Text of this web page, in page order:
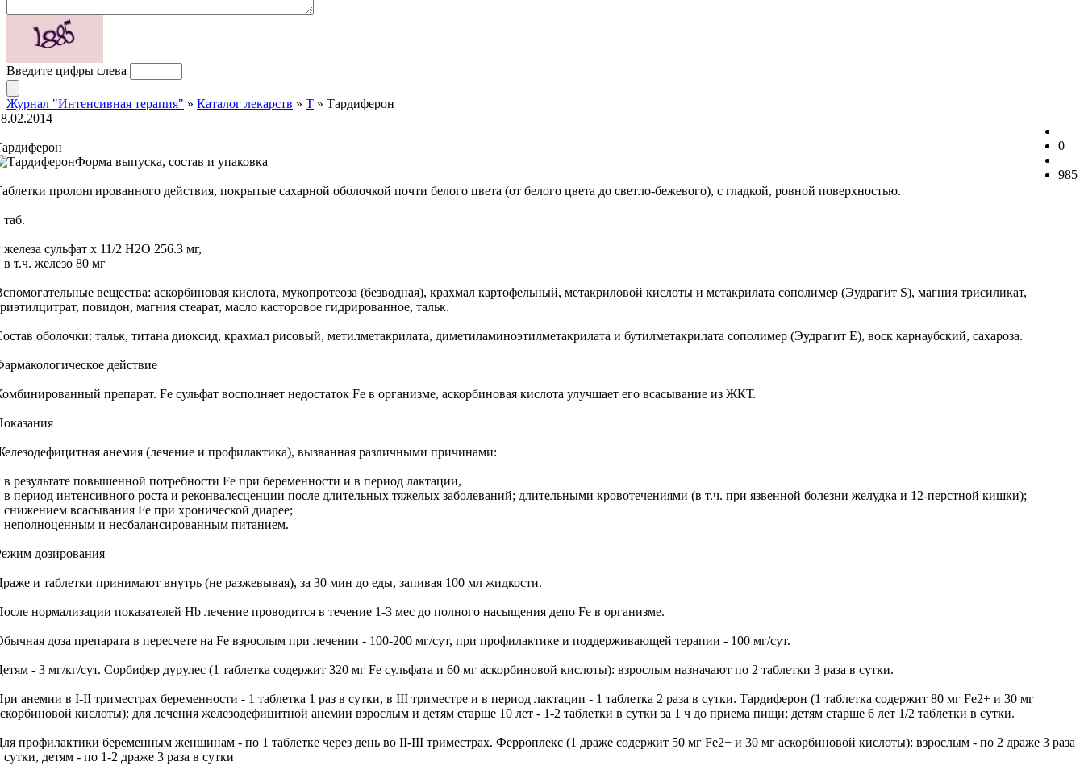
Введите цифры слева
Журнал "Интенсивная терапия" » Каталог лекарств » Т » Тардиферон
0
985
Форма выпуска, состав и упаковка
пролонгированного действия, покрытые сахарной оболочкой почти белого цвета (от белого цвета до светло-бежевого), с гладкой, ровной поверхностью.
таб.
сульфат х 11/2 H2O 256.3 мг,
т.ч. железо 80 мг
вещества: аскорбиновая кислота, мукопротеоза (безводная), крахмал картофельный, метакриловой кислоты и метакрилата сополимер (Эудрагит S), магния трисиликат,
повидон, магния стеарат, масло касторовое гидрированное, тальк.
оболочки: тальк, титана диоксид, крахмал рисовый, метилметакрилата, диметиламиноэтилметакрилата и бутилметакрилата сополимер (Эудрагит E), воск карнаубский, сахароза.
действие
препарат. Fe сульфат восполняет недостаток Fe в организме, аскорбиновая кислота улучшает его всасывание из ЖКТ.
анемия (лечение и профилактика), вызванная различными причинами:
в результате повышенной потребности Fe при беременности и в период лактации,
в период интенсивного роста и реконвалесценции после длительных тяжелых заболеваний; длительными кровотечениями (в т.ч. при язвенной болезни желудка и 12-перстной кишки);
снижением всасывания Fe при хронической диарее;
неполноценным и несбалансированным питанием.
дозирования
и таблетки принимают внутрь (не разжевывая), за 30 мин до еды, запивая 100 мл жидкости.
нормализации показателей Hb лечение проводится в течение 1-3 мес до полного насыщения депо Fe в организме.
доза препарата в пересчете на Fe взрослым при лечении - 100-200 мг/сут, при профилактике и поддерживающей терапии - 100 мг/сут.
- 3 мг/кг/сут. Сорбифер дурулес (1 таблетка содержит 320 мг Fe сульфата и 60 мг аскорбиновой кислоты): взрослым назначают по 2 таблетки 3 раза в сутки.
анемии в I-II триместрах беременности - 1 таблетка 1 раз в сутки, в III триместре и в период лактации - 1 таблетка 2 раза в сутки. Тардиферон (1 таблетка содержит 80 мг Fe2+ и 30 мг
кислоты): для лечения железодефицитной анемии взрослым и детям старше 10 лет - 1-2 таблетки в сутки за 1 ч до приема пищи; детям старше 6 лет 1/2 таблетки в сутки.
профилактики беременным женщинам - по 1 таблетке через день во II-III триместрах. Ферроплекс (1 драже содержит 50 мг Fe2+ и 30 мг аскорбиновой кислоты): взрослым - по 2 драже 3 раза
сутки, детям - по 1-2 драже 3 раза в сутки